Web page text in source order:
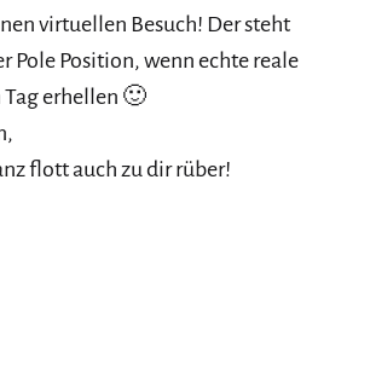
virtuellen Besuch! Der steht
Pole Position, wenn echte reale
Tag erhellen 🙂
flott auch zu dir rüber!